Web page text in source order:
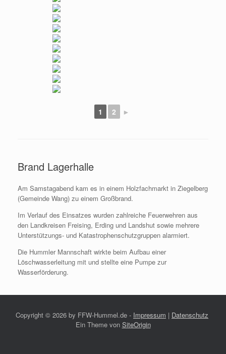
1 2 ►
Brand Lagerhalle
Am Samstagabend kam es in einem Holzfachmarkt in Ziegelberg
(Gemeinde Wang) zu einem Großbrand.
Im Verlauf des Einsatzes wurden zahlreiche Feuerwehren aus
den Landkreisen Freising, Erding und Landshut sowie mehrere
Unterstützungs- und Katastrophenschutzgruppen alarmiert.
Die Hummler Mannschaft wirkte beim Aufbau einer
Löschwasserleitung mit und stellte eine Pumpe zur
Wasserförderung.
Copyright © 2026 by FFW-Hummel.de - Impressum | Datenschutz
Ein Theme von SiteOrigin